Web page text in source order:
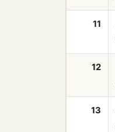
11
12
13